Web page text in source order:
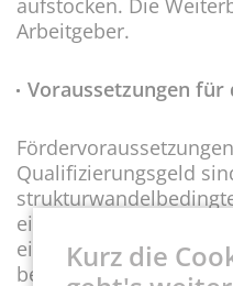
aufstocken. Die
Arbeitgeber.
Voraussetzungen für
Qualifizierungsgeld
eines nicht
eine
betriebsbezogener
Kurz die